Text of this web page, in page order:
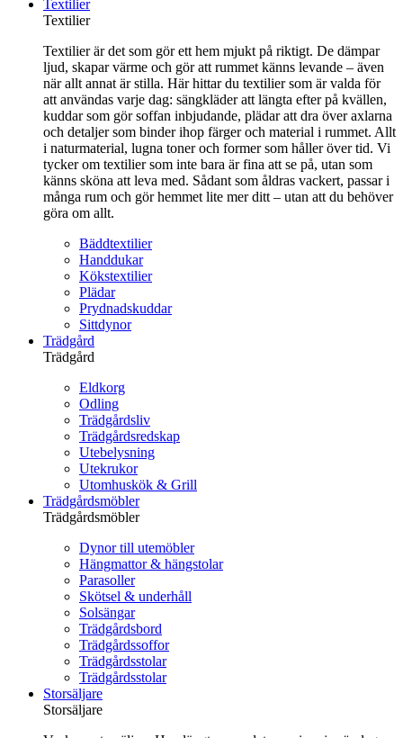
Textilier
Textilier
Textilier är det som gör ett hem mjukt på riktigt. De dämpar
ljud, skapar värme och gör att rummet känns levande – även
när allt annat är stilla. Här hittar du textilier som är valda för
att användas varje dag: sängkläder att längta efter på kvällen,
kuddar som gör soffan inbjudande, plädar att dra över axlarna
och detaljer som binder ihop färger och material i rummet. Allt
i naturmaterial, lugna toner och former som håller över tid. Vi
tycker om textilier som inte bara är fina att se på, utan som
känns sköna att leva med. Sådant som åldras vackert, passar i
många rum och gör hemmet lite mer ditt – utan att du behöver
göra om allt.
Bäddtextilier
Handdukar
Kökstextilier
Plädar
Prydnadskuddar
Sittdynor
Trädgård
Trädgård
Eldkorg
Odling
Trädgårdsliv
Trädgårdsredskap
Utebelysning
Utekrukor
Utomhuskök & Grill
Trädgårdsmöbler
Trädgårdsmöbler
Dynor till utemöbler
Hängmattor & hängstolar
Parasoller
Skötsel & underhåll
Solsängar
Trädgårdsbord
Trädgårdssoffor
Trädgårdsstolar
Trädgårdsstolar
Storsäljare
Storsäljare